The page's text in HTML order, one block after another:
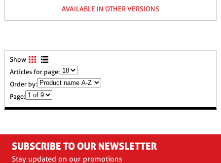
AVAILABLE IN OTHER VERSIONS
Show
Articles for page:
Order by:
Page:
SUBSCRIBE TO OUR NEWSLETTER
Stay updated on our promotions